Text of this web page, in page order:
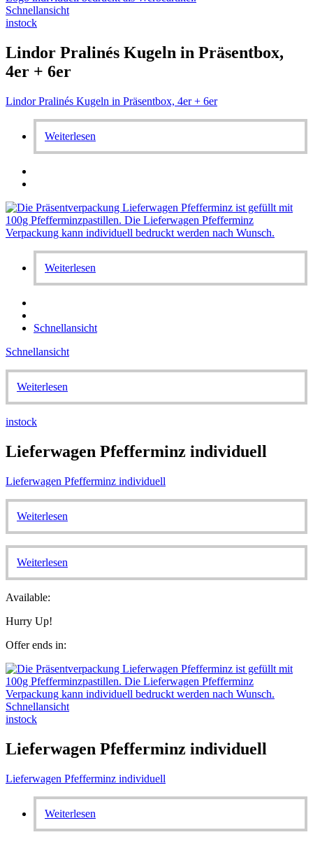
Schnellansicht
instock
Lindor Pralinés Kugeln in Präsentbox,
4er + 6er
Lindor Pralinés Kugeln in Präsentbox, 4er + 6er
Weiterlesen
Weiterlesen
Schnellansicht
Schnellansicht
Weiterlesen
instock
Lieferwagen Pfefferminz individuell
Lieferwagen Pfefferminz individuell
Weiterlesen
Weiterlesen
Available:
Hurry Up!
Offer ends in:
Schnellansicht
instock
Lieferwagen Pfefferminz individuell
Lieferwagen Pfefferminz individuell
Weiterlesen